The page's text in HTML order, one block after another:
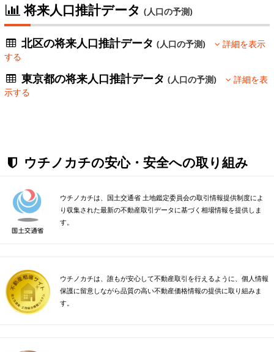
将来人口推計データ (人口の予測)
北区の将来人口推計データ(人口の予測)
詳細を表示
する
東京都の将来人口推計データ(人口の予測)
詳細を表
示する
ウチノカチの安心・安全への取り組み
ウチノカチは、国土交通省 土地鑑定委員会の取引情報提供制度によ
り収集された最新の不動産取引データに基づく相場情報を提供しま
す。
ウチノカチは、誰もが安心して不動産取引を行えるように、個人情報
保護に留意しながら品質の高い不動産価格情報の提供に取り組みま
す。